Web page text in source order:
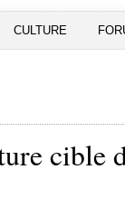
CULTURE
cible